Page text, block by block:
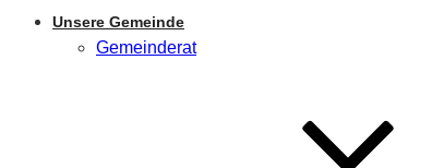
Unsere Gemeinde
Gemeinderat